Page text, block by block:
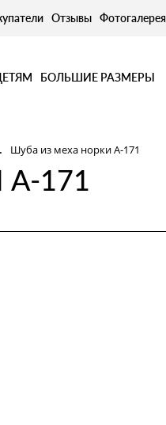
Отзывы Фотогалерея
БОЛЬШИЕ РАЗМЕРЫ
. Шуба из меха норки А-171
171